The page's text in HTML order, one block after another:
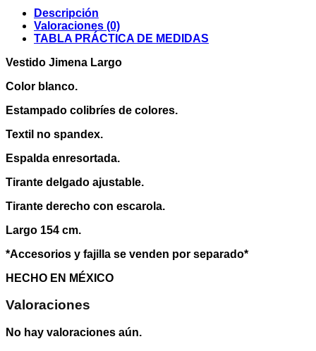
Descripción
Valoraciones (0)
TABLA PRÁCTICA DE MEDIDAS
Vestido Jimena Largo
Color blanco.
Estampado colibríes de colores.
Textil no spandex.
Espalda enresortada.
Tirante delgado ajustable.
Tirante derecho con escarola.
Largo 154 cm.
*Accesorios y fajilla se venden por separado*
HECHO EN MÉXICO
Valoraciones
No hay valoraciones aún.